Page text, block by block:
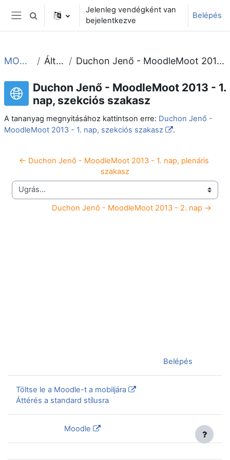
Tovább a fő tartalomhoz
Oldalpanel
Keresési bemeneti adatok váltása
Jelenleg vendégként van
bejelentkezve
Belépés
MOOT2013 Általános Duchon Jenő - MoodleMoot 2013 - 1. nap, szekciós szakasz
Duchon Jenő - MoodleMoot 2013 - 1.
nap, szekciós szakasz
A tananyag megnyitásához kattintson erre: Duchon Jenő -
MoodleMoot 2013 - 1. nap, szekciós szakasz
.
← Duchon Jenő - MoodleMoot 2013 - 1. nap, plenáris
szakasz
Ugrás...
Duchon Jenő - MoodleMoot 2013 - 2. nap →
Belépés
Töltse le a Moodle-t a mobiljára
Áttérés a standard stílusra
Moodle